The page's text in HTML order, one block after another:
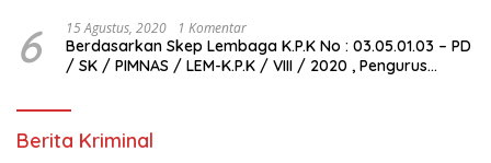
6 15 Agustus, 2020 1 Komentar
Berdasarkan Skep Lembaga K.P.K No : 03.05.01.03 – PD
/ SK / PIMNAS / LEM-K.P.K / VIII / 2020 , Pengurus
Berita Kriminal